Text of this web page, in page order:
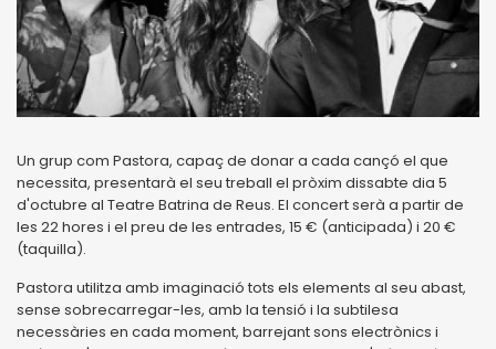
Un grup com Pastora, capaç de donar a cada cançó el que
necessita, presentarà el seu treball el pròxim dissabte dia 5
d'octubre al Teatre Batrina de Reus. El concert serà a partir de
les 22 hores i el preu de les entrades, 15 € (anticipada) i 20 €
(taquilla).
Pastora utilitza amb imaginació tots els elements al seu abast,
sense sobrecarregar-les, amb la tensió i la subtilesa
necessàries en cada moment, barrejant sons electrònics i